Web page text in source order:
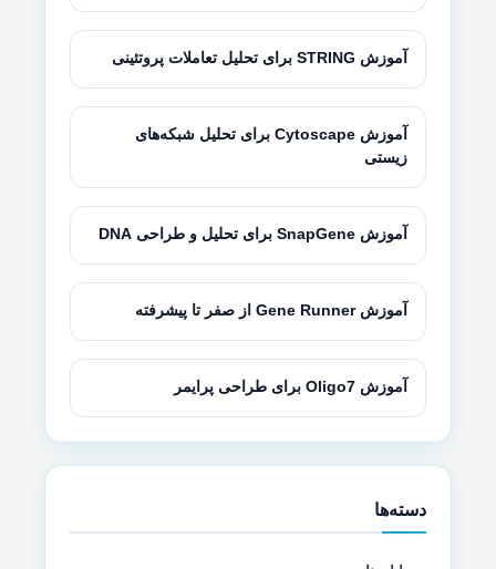
آموزش STRING برای تحلیل تعاملات پروتئینی
آموزش Cytoscape برای تحلیل شبکه‌های
زیستی
آموزش SnapGene برای تحلیل و طراحی DNA
آموزش Gene Runner از صفر تا پیشرفته
آموزش Oligo7 برای طراحی پرایمر
دسته‌ها